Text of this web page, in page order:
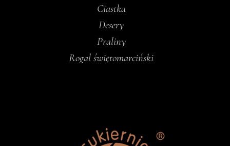
Ciastka
Desery
Praliny
Rogal świętomarciński